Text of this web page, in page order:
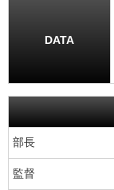
DATA
部長
監督